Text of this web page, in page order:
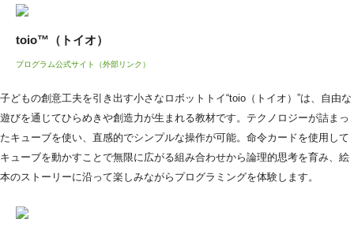
toio™（トイオ）
プログラム公式サイト（外部リンク）
子どもの創意工夫を引き出す小さなロボットトイ“toio（トイオ）”は、自由な
遊びを通じてひらめきや創造力が生まれる教材です。テクノロジーが詰まっ
たキューブを使い、直感的でシンプルな操作が可能。命令カードを使用して
キューブを動かすことで無限に広がる組み合わせから論理的思考を育み、絵
本のストーリーに沿って楽しみながらプログラミングを体験します。